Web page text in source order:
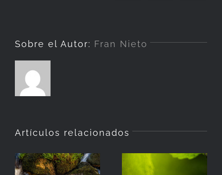
Sobre el Autor: Fran Nieto
Artículos relacionados